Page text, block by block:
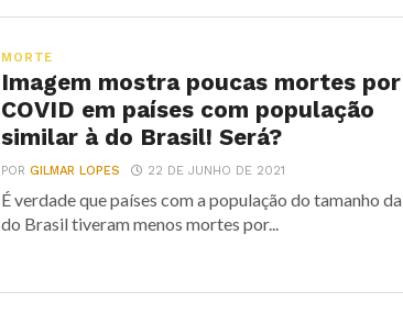
MORTE
Imagem mostra poucas mortes por
COVID em países com população
similar à do Brasil! Será?
PORGILMAR LOPES 22 DE JUNHO DE 2021
É verdade que países com a população do tamanho da
do Brasil tiveram menos mortes por...